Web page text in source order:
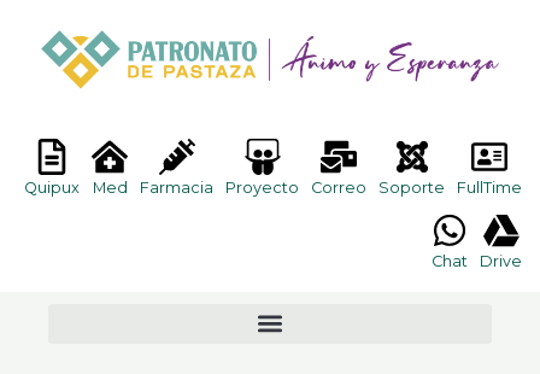
contenido
Quipux Med Farmacia Proyecto Correo Soporte FullTime
Chat Drive